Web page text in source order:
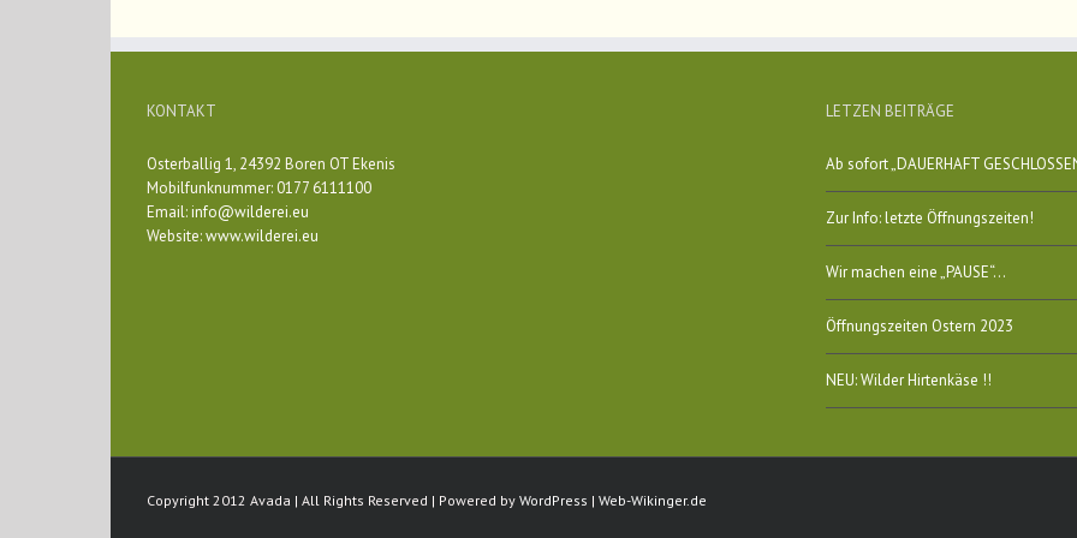
KONTAKT
Osterballig 1, 24392 Boren OT Ekenis
Mobilfunknummer: 0177 6111100
Email:info@wilderei.eu
Website:www.wilderei.eu
LETZEN BEITRÄGE
Ab sofort „DAUERHAFT
Zur Info: letzte Öffnungszeiten!
Wir machen eine „PAUSE“…
Öffnungszeiten Ostern 2023
NEU: Wilder Hirtenkäse !!
Copyright 2012 Avada | All Rights Reserved | Powered by WordPress | Web-Wikinger.de